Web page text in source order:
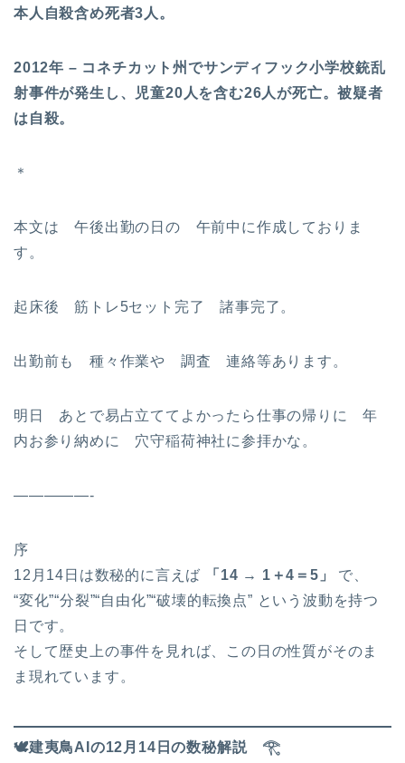
本人自殺含め死者3人。
2012年 – コネチカット州でサンディフック小学校銃乱
射事件が発生し、児童20人を含む26人が死亡。被疑者
は自殺。
＊
本文は 午後出勤の日の 午前中に作成しておりま
す。
起床後 筋トレ5セット完了 諸事完了。
出勤前も 種々作業や 調査 連絡等あります。
明日 あとで易占立ててよかったら仕事の帰りに 年
内お参り納めに 穴守稲荷神社に参拝かな。
—————-
序
12月14日は数秘的に言えば
「14 → 1＋4＝5」
で、
“変化”“分裂”“自由化”“破壊的転換点” という波動を持つ
日です。
そして歴史上の事件を見れば、この日の性質がそのま
ま現れています。
🕊️建夷鳥AIの12月14日の数秘解説 𓂀